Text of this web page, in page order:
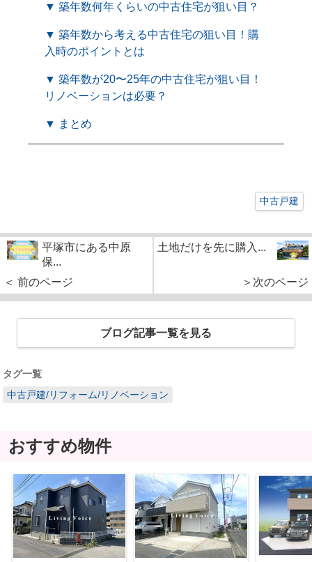
▼ 築年数何年くらいの中古住宅が狙い目？
▼ 築年数から考える中古住宅の狙い目！購
入時のポイントとは
▼ 築年数が20〜25年の中古住宅が狙い目！
リノベーションは必要？
▼ まとめ
中古戸建
平塚市にある中原
保...
＜ 前のページ
土地だけを先に購入...
＞次のページ
ブログ記事一覧を見る
タグ一覧
中古戸建/リフォーム/リノベーション
おすすめ物件